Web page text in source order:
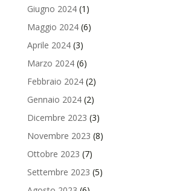
Giugno 2024(1)
Maggio 2024(6)
Aprile 2024(3)
Marzo 2024(6)
Febbraio 2024(2)
Gennaio 2024(2)
Dicembre 2023 (3)
Novembre 2023 (8)
Ottobre 2023 (7)
Settembre 2023 (5)